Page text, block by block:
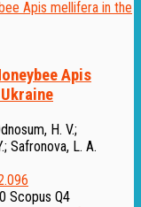
Apis
H. V.;
; Safronova, L. A.
Scopus Q4